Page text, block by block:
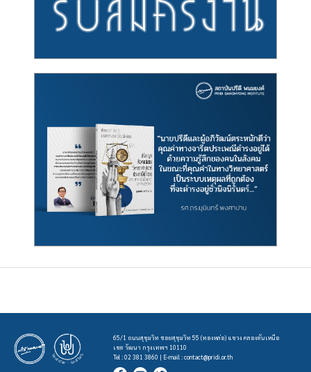
65/1 ถนนสุขุมวิท ซอยสุขุมวิท 55 (ทองหล่อ) แขวง คลองตันเหนือ
เขต วัฒนา กรุงเทพฯ 10110
Tel : 02 381 3860 | E-mail :contact@pridi.or.th